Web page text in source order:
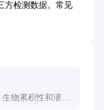
方检测数据。常见
物累积性和潜在